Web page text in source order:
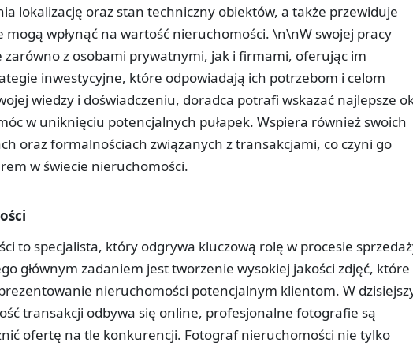
lokalizację oraz stan techniczny obiektów, a także przewiduje
mogą wpłynąć na wartość nieruchomości. \n\nW swojej pracy
zarówno z osobami prywatnymi, jak i firmami, oferując im
inwestycyjne, które odpowiadają ich potrzebom i celom
wiedzy i doświadczeniu, doradca potrafi wskazać najlepsze
w uniknięciu potencjalnych pułapek. Wspiera również swoich
oraz formalnościach związanych z transakcjami, co czyni go
w świecie nieruchomości.
to specjalista, który odgrywa kluczową rolę w procesie
głównym zadaniem jest tworzenie wysokiej jakości zdjęć,
nieruchomości potencjalnym klientom. W
transakcji odbywa się online, profesjonalne fotografie są
ofertę na tle konkurencji. Fotograf nieruchomości nie tylko